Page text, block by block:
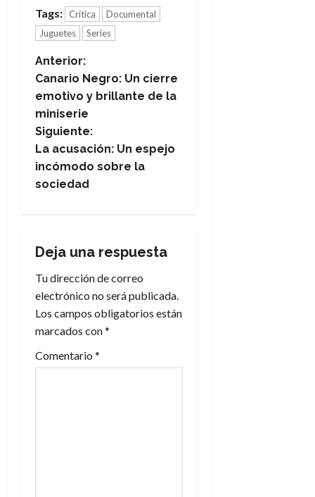
Tags: Crítica
Documental
Juguetes
Series
N
a
v
e
g
c
i
ó
n
d
Anterior:
Canario Negro: Un cierre
emotivo y brillante de la
miniserie
Siguiente:
La acusación: Un espejo
incómodo sobre la
sociedad
Deja una respuesta
Tu dirección de correo
electrónico no será publicada.
Los campos obligatorios están
marcados con*
Comentario *